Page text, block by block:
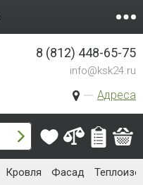
Адреса
8 (812) 448-65-75
info@ksk24.ru
Кровля Фасад